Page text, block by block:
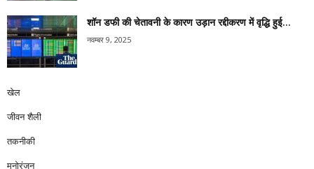
शॉन डफी की चेतावनी के कारण उड़ान रद्दीकरण में वृद्धि हुई...
नवम्बर 9, 2025
खेल
जीवन शैली
तकनीकी
मनोरंजन